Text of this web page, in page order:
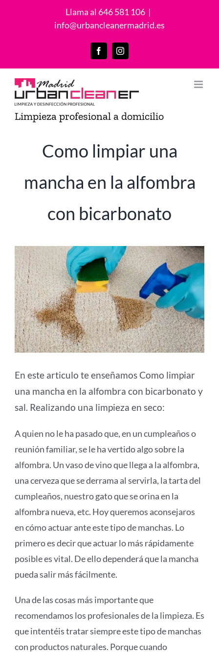
Llama al 646 581 106 |
info@urbancleanermadrid.es
FacebookInstagram
Limpieza profesional a domicilio
Como limpiar una
mancha en la alfombra
con bicarbonato
En este articulo te enseñamos Como limpiar
una mancha en la alfombra con bicarbonato y
sal. Realizando una limpieza en seco:
A quien no le ha pasado que, en un cumpleaños o
reunión familiar, se le ha vertido algo sobre la
alfombra. Un vaso de vino que llega a la alfombra,
una cerveza que se derrama al servirla, la tarta del
cumpleaños, nuestro gato que se orina en la
alfombra nueva, etc. Hoy queremos aconsejaros
en cómo actuar ante este tipo de manchas. Lo
primero es decir que actuar lo más rápidamente
posible es vital. De ello dependerá que la mancha
pueda salir más fácilmente.
Una de las cosas más importante que
recomendamos los profesionales de la limpieza. Es
que intentéis tratar siempre este tipo de manchas
con productos naturales. Porque cuando